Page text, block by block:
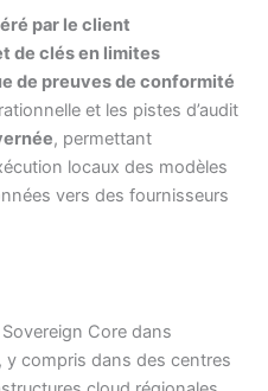
par le client
de clés en limites
de preuves de conformité
et les pistes d’audit
, permettant
locaux des modèles
vers des fournisseurs
Core dans
y compris dans des centres